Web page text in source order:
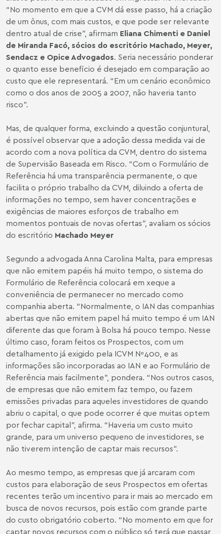
“No momento em que a CVM dá esse passo, há a criação
de um ônus, com mais custos, e que pode ser relevante
dentro atual de crise”, afirmam Eliana Chimenti e Daniel
de Miranda Facó, sócios do escritório Machado, Meyer,
Sendacz e Opice Advogados. Seria necessário ponderar
o quanto esse benefício é desejado em comparação ao
custo que ele representará. “Em um cenário econômico
como o dos anos de 2005 a 2007, não haveria tanto
risco”.
Mas, de qualquer forma, excluindo a questão conjuntural,
é possível observar que a adoção dessa medida vai de
acordo com a nova política da CVM, dentro do sistema
de Supervisão Baseada em Risco. “Com o Formulário de
Referência há uma transparência permanente, o que
facilita o próprio trabalho da CVM, diluindo a oferta de
informações no tempo, sem haver concentrações e
exigências de maiores esforços de trabalho em
momentos pontuais de novas ofertas”, avaliam os sócios
do escritório Machado Meyer
Segundo a advogada Anna Carolina Malta, para empresas
que não emitem papéis há muito tempo, o sistema do
Formulário de Referência colocará em xeque a
conveniência de permanecer no mercado como
companhia aberta. “Normalmente, o IAN das companhias
abertas que não emitem papel há muito tempo é um IAN
diferente das que foram à Bolsa há pouco tempo. Nesse
último caso, foram feitos os Prospectos, com um
detalhamento já exigido pela ICVM Nº400, e as
informações são incorporadas ao IAN e ao Formulário de
Referência mais facilmente”, pondera. “Nos outros casos,
de empresas que não emitem faz tempo, ou fazem
emissões privadas para aqueles investidores de quando
abriu o capital, o que pode ocorrer é que muitas optem
por fechar capital”, afirma. “Haveria um custo muito
grande, para um universo pequeno de investidores, se
não tiverem intenção de captar mais recursos”.
Ao mesmo tempo, as empresas que já arcaram com
custos para elaboração de seus Prospectos em ofertas
recentes terão um incentivo para ir mais ao mercado em
busca de novos recursos, pois estão com grande parte
do custo obrigatório coberto. “No momento em que for
captar novos recursos com o público só terá que passar